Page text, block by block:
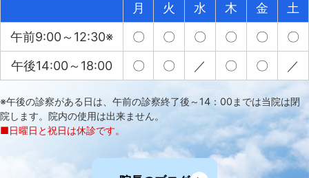
月 火 水 木 金
土
午前9:00～12:30※
〇 〇 〇 〇 〇
〇
午後14:00～18:00
〇 〇 ／ 〇 〇 ／
※午後の診察がある日は、午前の診察終了後～14：00までは当院は閉
院します。院内の使用は出来ません。
■日曜日と祝日は休診です。